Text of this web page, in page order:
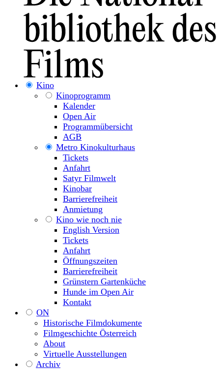
Kino
Kinoprogramm
Kalender
Open Air
Programmübersicht
AGB
Metro Kinokulturhaus
Tickets
Anfahrt
Satyr Filmwelt
Kinobar
Barrierefreiheit
Anmietung
Kino wie noch nie
English Version
Tickets
Anfahrt
Öffnungszeiten
Barrierefreiheit
Grünstern Gartenküche
Hunde im Open Air
Kontakt
ON
Historische Filmdokumente
Filmgeschichte Österreich
About
Virtuelle Ausstellungen
Archiv